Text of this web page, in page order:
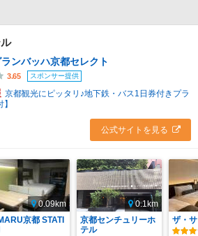
ンバッハ京都セレクト
3.65 スポンサー提供
京都観光にピッタリ♪地下鉄・バス1日券付きプラ
公式サイトを見る
0.09km
京都 STATI
0.1km
京都センチュリーホ
テル
ザ・